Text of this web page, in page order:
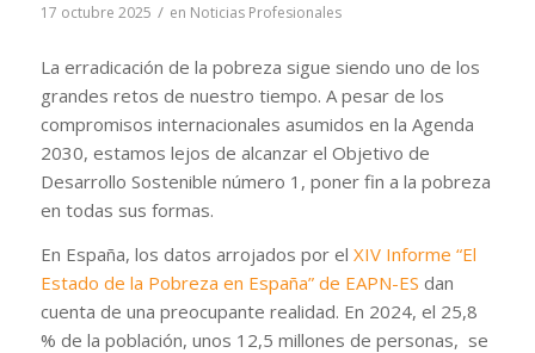
17 octubre 2025 / en Noticias Profesionales
La erradicación de la pobreza sigue siendo uno de los
grandes retos de nuestro tiempo. A pesar de los
compromisos internacionales asumidos en la Agenda
2030, estamos lejos de alcanzar el Objetivo de
Desarrollo Sostenible número 1, poner fin a la pobreza
en todas sus formas.
En España, los datos arrojados por el XIV Informe “El
Estado de la Pobreza en España” de EAPN-ES dan
cuenta de una preocupante realidad. En 2024, el 25,8
% de la población, unos 12,5 millones de personas, se